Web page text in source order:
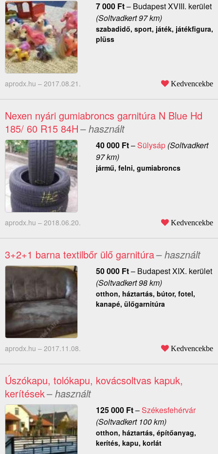
7 000 Ft– Budapest XVIII. kerület
(Soltvadkert 97 km)
szabadidő, sport, játék, játékfigura,
plüss
aprodx.hu – 2017.08.21. Kedvencekbe
Nexen nyári gumiabroncs garnitúra N Blue Hd
185/ 60 R15 84H– használt
40 000 Ft–Sülysáp(Soltvadkert
97 km)
jármű, felni, gumiabroncs
aprodx.hu – 2018.06.20. Kedvencekbe
3+2+1 barna textilbőr ülő garnitúra– használt
50 000 Ft– Budapest XIX. kerület
(Soltvadkert 98 km)
otthon, háztartás, bútor, fotel,
kanapé, ülőgarnitúra
aprodx.hu – 2017.11.08. Kedvencekbe
Úszókapu, tolókapu, kovácsoltvas kapuk,
kerítések– használt
125 000 Ft–Székesfehérvár
(Soltvadkert 100 km)
otthon, háztartás, építőanyag,
kerítés, kapu, korlát